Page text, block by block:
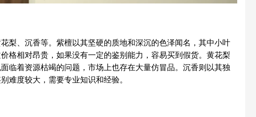
、沉香等。紫檀以其坚硬的质地和深沉的色泽闻名，其中小叶
格相对昂贵，如果没有一定的鉴别能力，容易买到假货。黄花梨
临着资源枯竭的问题，市场上也存在大量仿冒品。沉香则以其独
难度较大，需要专业知识和经验。